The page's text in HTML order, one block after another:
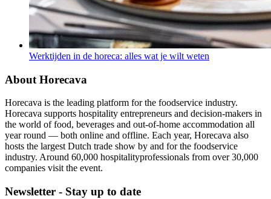
Werktijden in de horeca: alles wat je wilt weten
About Horecava
Horecava is the leading platform for the foodservice industry.
Horecava supports hospitality entrepreneurs and decision-makers in
the world of food, beverages and out-of-home accommodation all
year round — both online and offline. Each year, Horecava also
hosts the largest Dutch trade show by and for the foodservice
industry. Around 60,000 hospitalityprofessionals from over 30,000
companies visit the event.
Newsletter - Stay up to date